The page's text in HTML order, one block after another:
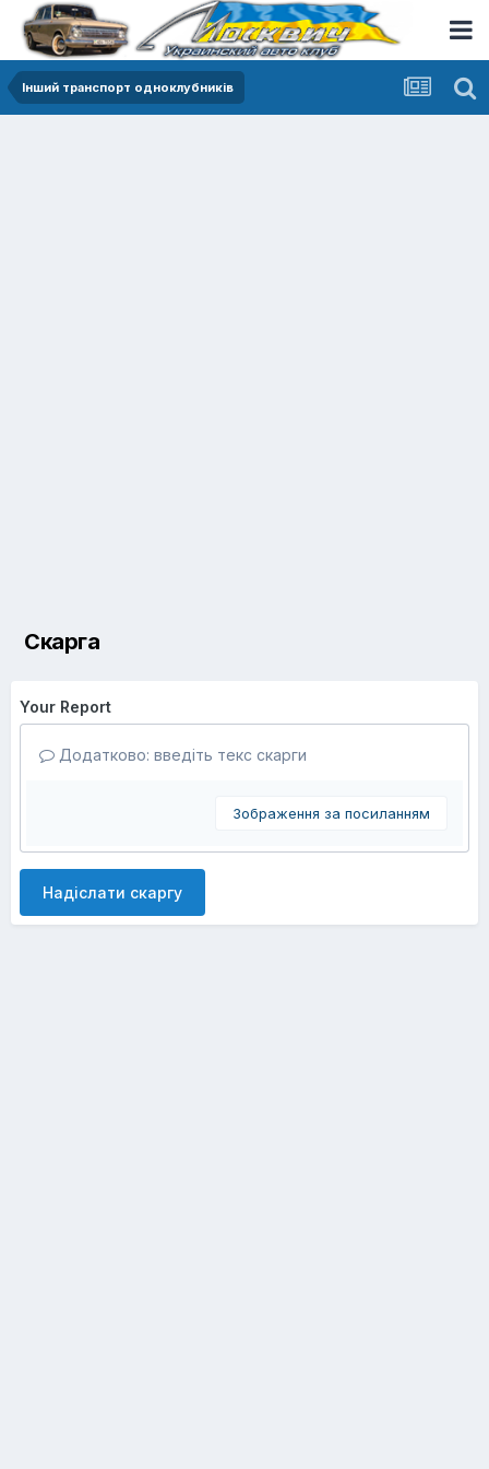
Інший транспорт одноклубників
Скарга
Your Report
Додатково: введіть текс скарги
Зображення за посиланням
Надіслати скаргу